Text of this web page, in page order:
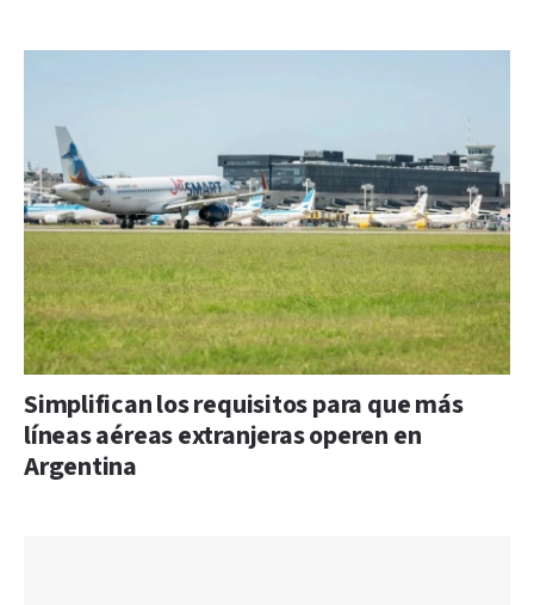
Simplifican los requisitos para que más
líneas aéreas extranjeras operen en
Argentina